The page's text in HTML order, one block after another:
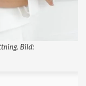
Bild: